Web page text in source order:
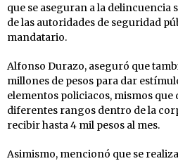
que se aseguran a la delincuencia
de las autoridades de seguridad
mandatario.
Alfonso Durazo, aseguró que
millones de pesos para dar
elementos policiacos, mismos que
diferentes rangos dentro de la
recibir hasta 4 mil pesos al mes.
Asimismo, mencionó que se